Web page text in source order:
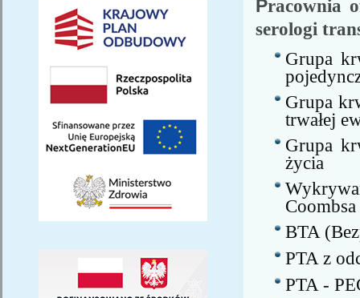
Pracownia
serologi
Grupa
Grupa
trwałej
Grupa
życia
Coombsa
BTA
PTA z
PTA -